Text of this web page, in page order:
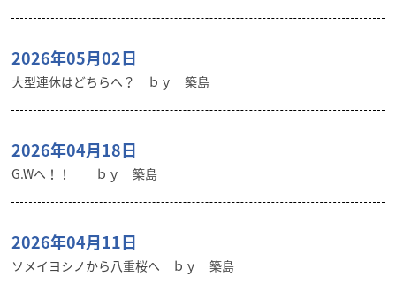
2026年05月02日
大型連休はどちらへ？ ｂｙ 築島
2026年04月18日
G.Wへ！！ ｂｙ 築島
2026年04月11日
ソメイヨシノから八重桜へ ｂｙ 築島